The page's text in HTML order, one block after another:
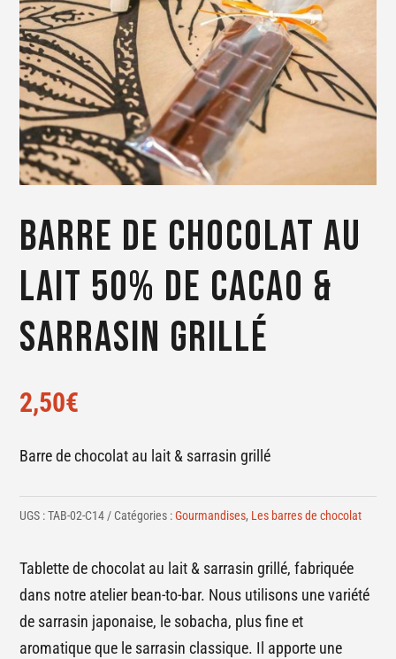
Barre de chocolat au
lait 50% de cacao &
sarrasin grillé
2,50€
Barre de chocolat au lait & sarrasin grillé
UGS :TAB-02-C14 Catégories :Gourmandises, Les barres de chocolat
Tablette de chocolat au lait & sarrasin grillé, fabriquée
dans notre atelier bean-to-bar. Nous utilisons une variété
de sarrasin japonaise, le sobacha, plus fine et
aromatique que le sarrasin classique. Il apporte une